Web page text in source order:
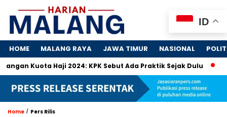
HOME MALANG RAYA JAWA TIMUR NASIONAL
Haji 2024: KPK Sebut Ada Praktik Sejak Dulu Dosa-Dosa 4
Home / Pers Rilis
ID